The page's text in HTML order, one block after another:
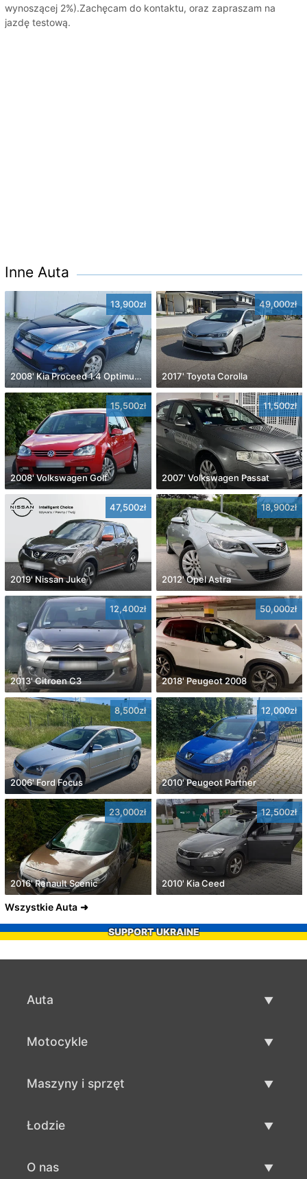
wynoszącej 2%).Zachęcam do kontaktu, oraz zapraszam na
jazdę testową.
Inne Auta
13,900zł
2008' Kia Proceed 1.4 Optimum +
49,000zł
2017' Toyota Corolla
15,500zł
2008' Volkswagen Golf
11,500zł
2007' Volkswagen Passat
47,500zł
2019' Nissan Juke
18,900zł
2012' Opel Astra
12,400zł
2013' Citroen C3
50,000zł
2018' Peugeot 2008
8,500zł
2006' Ford Focus
12,000zł
2010' Peugeot Partner
23,000zł
2016' Renault Scenic
12,500zł
2010' Kia Ceed
Wszystkie Auta
SUPPORT UKRAINE
Auta
Motocykle
Maszyny i sprzęt
Łodzie
O nas